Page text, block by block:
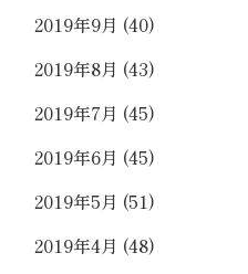
2019年9月 (40)
2019年8月 (43)
2019年7月 (45)
2019年6月 (45)
2019年5月 (51)
2019年4月 (48)